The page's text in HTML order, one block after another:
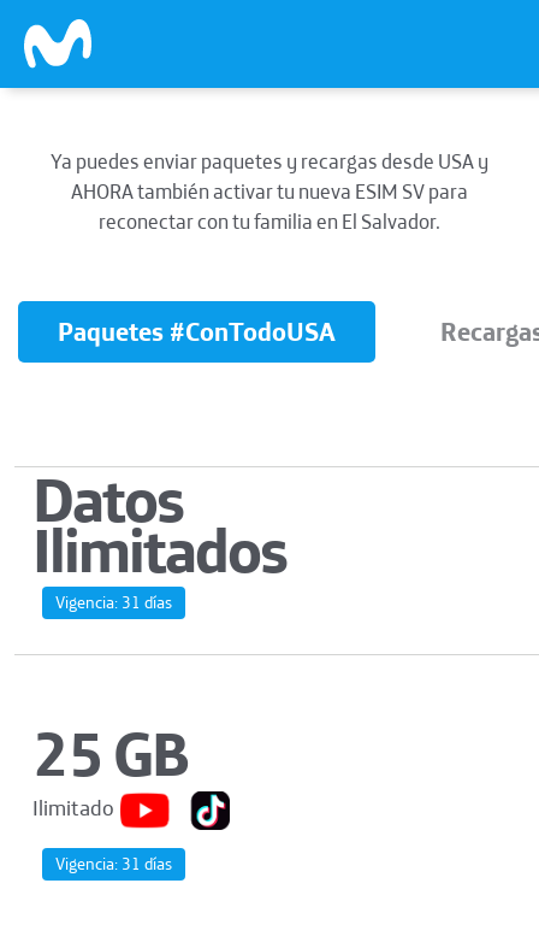
Skip to main content
Ya puedes enviar paquetes y recargas desde USA y
AHORA también activar tu nueva ESIM SV para
reconectar con tu familia en El Salvador.
Paquetes #ConTodoUSA
Datos
Ilimitados
Vigencia: 31 días
25 GB
Ilimitado
Vigencia: 31 días